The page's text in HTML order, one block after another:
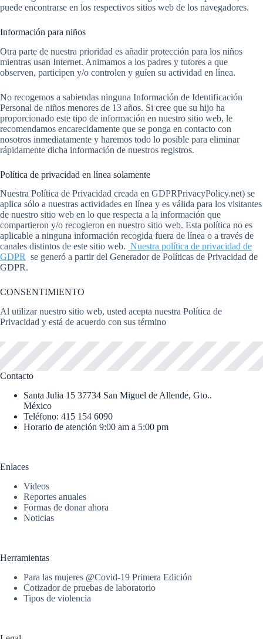
puede encontrarse en los respectivos sitios web de los navegadores.
Información para niños
Otra parte de nuestra prioridad es añadir protección para los niños
mientras usan Internet. Animamos a los padres y tutores a que
observen, participen y/o controlen y guíen su actividad en línea.
No recogemos a sabiendas ninguna Información de Identificación
Personal de niños menores de 13 años. Si cree que su hijo ha
proporcionado este tipo de información en nuestro sitio web, le
recomendamos encarecidamente que se ponga en contacto con
nosotros inmediatamente y haremos todo lo posible para eliminar
rápidamente dicha información de nuestros registros.
Política de privacidad en línea solamente
Nuestra Política de Privacidad creada en GDPRPrivacyPolicy.net) se
aplica sólo a nuestras actividades en línea y es válida para los visitantes
de nuestro sitio web en lo que respecta a la información que
compartieron y/o recogieron en nuestro sitio web. Esta política no es
aplicable a ninguna información recogida fuera de línea o a través de
canales distintos de este sitio web. Nuestra política de privacidad de
GDPR se generó a partir del Generador de Políticas de Privacidad de
GDPR.
CONSENTIMIENTO
Al utilizar nuestro sitio web, usted acepta nuestra Política de
Privacidad y está de acuerdo con sus término
Contacto
Santa Julia 15 37734 San Miguel de Allende, Gto..
México
Teléfono: 415 154 6090
Horario de atención 9:00 am a 5:00 pm
Enlaces
Videos
Reportes anuales
Formas de donar ahora
Noticias
Herramientas
Para las mujeres @Covid-19 Primera Edición
Cotizador de pruebas de laboratorio
Tipos de violencia